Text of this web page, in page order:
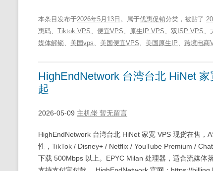
本条目发布于2026年5月13日 。属于优惠促销分类，被贴了
惠码
Tiktok VPS 便宜VPS 原生IP VPS 双ISP VPS
媒体解锁
美国vps 美国便宜VPS 美国原生IP 跨境电商
HighEndNetwork 台湾台北 HiNet
起
2026-05-09 主机佬 暂无留言
HighEndNetwork 台湾台北 HiNet 家宽 VPS 现货在售，
性，TikTok / Disney+ / Netflix / YouTube Premium /
下载 500Mbps 以上。EPYC Milan 处理器，适合流媒体